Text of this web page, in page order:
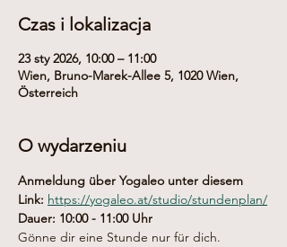
Czas i lokalizacja
23 sty 2026, 10:00 – 11:00
Wien, Bruno-Marek-Allee 5, 1020 Wien,
Österreich
O wydarzeniu
Anmeldung über Yogaleo unter diesem
Link: https://yogaleo.at/studio/stundenplan/
Dauer: 10:00 - 11:00 Uhr
Gönne dir eine Stunde nur für dich.